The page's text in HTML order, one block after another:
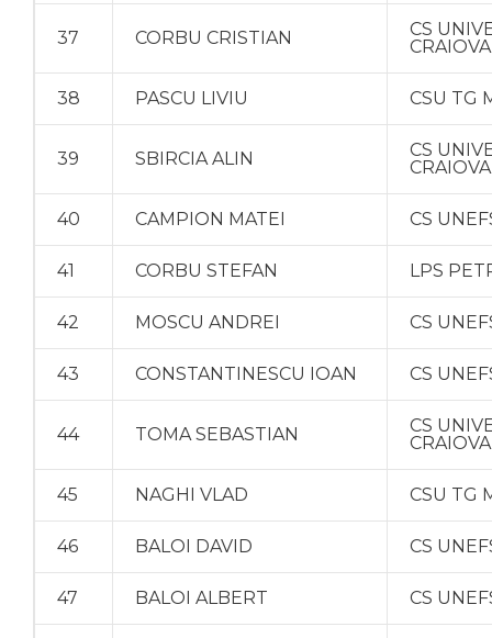
37 CORBU CRISTIAN
CS
CRAIOVA
38 PASCU LIVIU CSU TG
39 SBIRCIA ALIN
CS
CRAIOVA
40 CAMPION MATEI CS
41 CORBU STEFAN LPS
42 MOSCU ANDREI CS
43 CONSTANTINESCU IOAN CS
44 TOMA SEBASTIAN
CS
CRAIOVA
45 NAGHI VLAD CSU TG
46 BALOI DAVID CS
47 BALOI ALBERT CS